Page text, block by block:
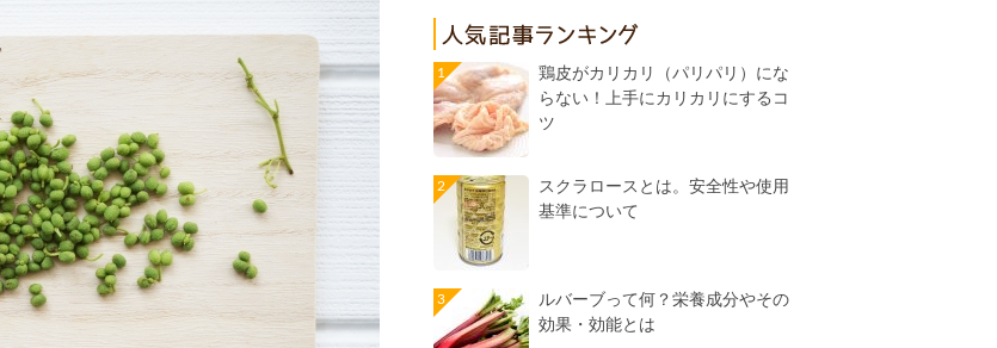
鶏皮がカリカリ（パリパリ）にな
らない！上手にカリカリにするコ
ツ
スクラロースとは。安全性や使用
基準について
ルバーブって何？栄養成分やその
効果・効能とは